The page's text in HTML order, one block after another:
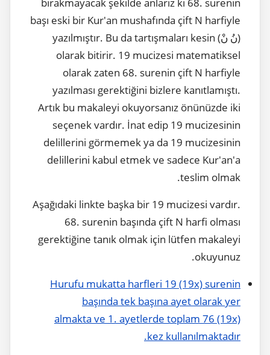
başı eski bir Kur'an mushafında çift N harfiyle
(نُ نْ) yazılmıştır. Bu da tartışmaları kesin
olarak bitirir. 19 mucizesi matematiksel
olarak zaten 68. surenin çift N harfiyle
yazılması gerektiğini bizlere kanıtlamıştı.
Artık bu makaleyi okuyorsanız önünüzde iki
seçenek vardır. İnat edip 19 mucizesinin
delillerini görmemek ya da 19 mucizesinin
delillerini kabul etmek ve sadece Kur'an'a
teslim olmak.
Aşağıdaki linkte başka bir 19 mucizesi vardır.
68. surenin başında çift N harfi olması
gerektiğine tanık olmak için lütfen makaleyi
okuyunuz.
Hurufu mukatta harfleri 19 (19x) surenin
başında tek başına ayet olarak yer
almakta ve 1. ayetlerde toplam 76 (19x)
kez kullanılmaktadır.